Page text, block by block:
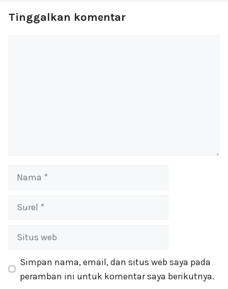
Tinggalkan komentar
Nama
Surel
Situs
Simpan nama, email, dan situs web saya pada
peramban ini untuk komentar saya berikutnya.